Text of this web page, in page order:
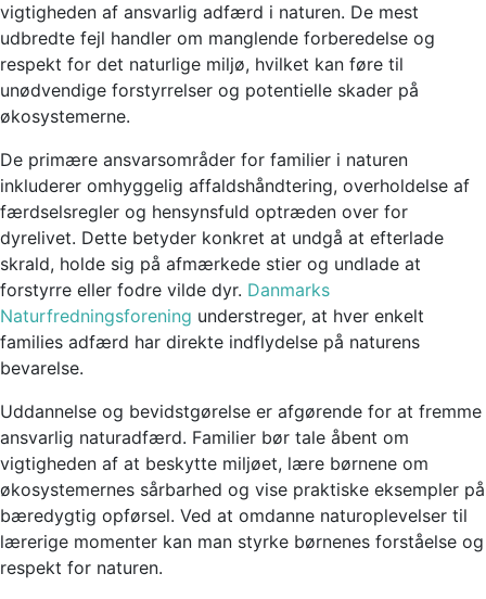
vigtigheden af ansvarlig adfærd i naturen. De mest
udbredte fejl handler om manglende forberedelse og
respekt for det naturlige miljø, hvilket kan føre til
unødvendige forstyrrelser og potentielle skader på
økosystemerne.
De primære ansvarsområder for familier i naturen
inkluderer omhyggelig affaldshåndtering, overholdelse af
færdselsregler og hensynsfuld optræden over for
dyrelivet. Dette betyder konkret at undgå at efterlade
skrald, holde sig på afmærkede stier og undlade at
forstyrre eller fodre vilde dyr. Danmarks
Naturfredningsforening understreger, at hver enkelt
families adfærd har direkte indflydelse på naturens
bevarelse.
Uddannelse og bevidstgørelse er afgørende for at fremme
ansvarlig naturadfærd. Familier bør tale åbent om
vigtigheden af at beskytte miljøet, lære børnene om
økosystemernes sårbarhed og vise praktiske eksempler på
bæredygtig opførsel. Ved at omdanne naturoplevelser til
lærerige momenter kan man styrke børnenes forståelse og
respekt for naturen.